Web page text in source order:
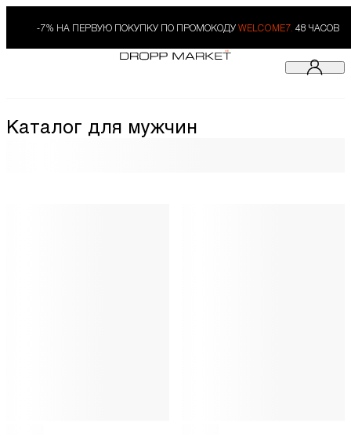
-7% НА ПЕРВУЮ ПОКУПКУ ПО ПРОМОКОДУ WELCOME7. 48 ЧАСОВ
Каталог для мужчин